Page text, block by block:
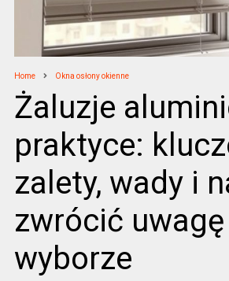
Home Okna osłony okienne
Żaluzje
praktyce:
zalety, wady i
zwrócić
wyborze